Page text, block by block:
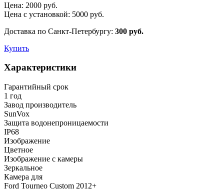
Цена: 2000 руб.
Цена с установкой: 5000 руб.
Доставка по Санкт-Петербургу: 300 руб.
Купить
Характеристики
Гарантийный срок
1 год
Завод производитель
SunVox
Защита водонепроницаемости
IP68
Изображение
Цветное
Изображение с камеры
Зеркальное
Камера для
Ford Tourneo Custom 2012+